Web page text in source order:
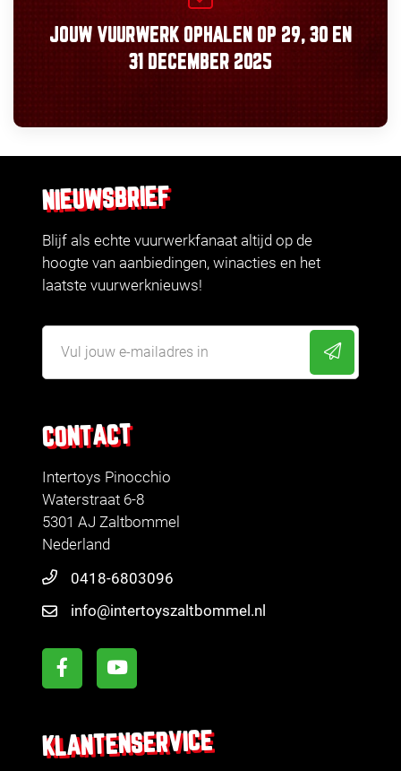
JOUW VUURWERK OPHALEN OP 29, 30 EN
31 DECEMBER 2025
CONTACT
Intertoys Pinocchio
Waterstraat 6-8
5301 AJ Zaltbommel
Nederland
0418-6803096
info@intertoyszaltbommel.nl
KLANTENSERVICE
NIEUWSBRIEF
Blijf als echte vuurwerkfanaat altijd op de
hoogte van aanbiedingen, winacties en het
laatste vuurwerknieuws!